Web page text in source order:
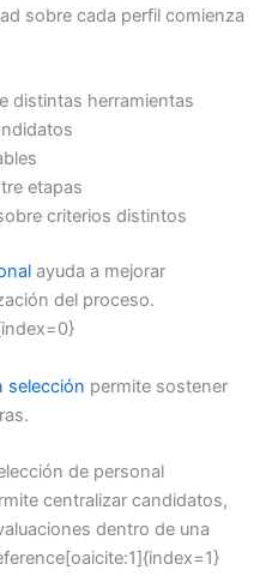
sobre cada perfil comienza
distintas herramientas
etapas
criterios distintos
ayuda a mejorar
del proceso.
selección permite sostener
de personal
centralizar candidatos,
dentro de una